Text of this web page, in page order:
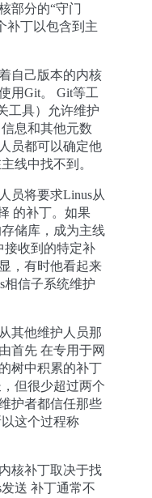
部分的“守门
补丁以包含到主
自己版本的内核
用Git。 Git等工
工具）允许维护
息和其他元数
员都可以确定他
线中找不到。
员将要求Linus从
的补丁。如果
储库，成为主线
接收到的特定补
，有时他看起来
相信子系统维护
其他维护人员那
首先 在专用于网
树中积累的补丁
但很少超过两个
护者都信任那些
这个过程称
核补丁取决于找
送 补丁通常不